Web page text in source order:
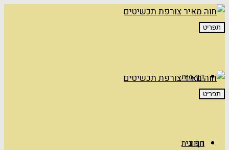
תפריט
דף בית
חנות
תפריט
דף בית